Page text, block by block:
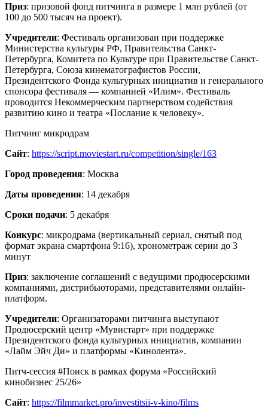
Приз: призовой фонд питчинга в размере 1 млн рублей (от
100 до 500 тысяч на проект).
Учредители: Фестиваль организован при поддержке
Министерства культуры РФ, Правительства Санкт-
Петербурга, Комитета по Культуре при Правительстве Санкт-
Петербурга, Союза кинематографистов России,
Президентского Фонда культурных инициатив и генерального
спонсора фестиваля — компанией «Илим». Фестиваль
проводится Некоммерческим партнерством содействия
развитию кино и театра «Послание к человеку».
Питчинг микродрам
Сайт: https://script.moviestart.ru/competition/single/163
Город проведения: Москва
Даты проведения: 14 декабря
Сроки подачи: 5 декабря
Конкурс: микродрама (вертикальный сериал, снятый под
формат экрана смартфона 9:16), хронометраж серии до 3
минут
Приз: заключение соглашений с ведущими продюсерскими
компаниями, дистрибьюторами, представителями онлайн-
платформ.
Учредители: Организаторами питчинга выступают
Продюсерский центр «Мувистарт» при поддержке
Президентского фонда культурных инициатив, компании
«Лайм Эйч Ди» и платформы «Кинолента».
Питч-сессия #Поиск в рамках форума «Российский
кинобизнес 25/26»
Сайт: https://filmmarket.pro/investitsii-v-kino/films